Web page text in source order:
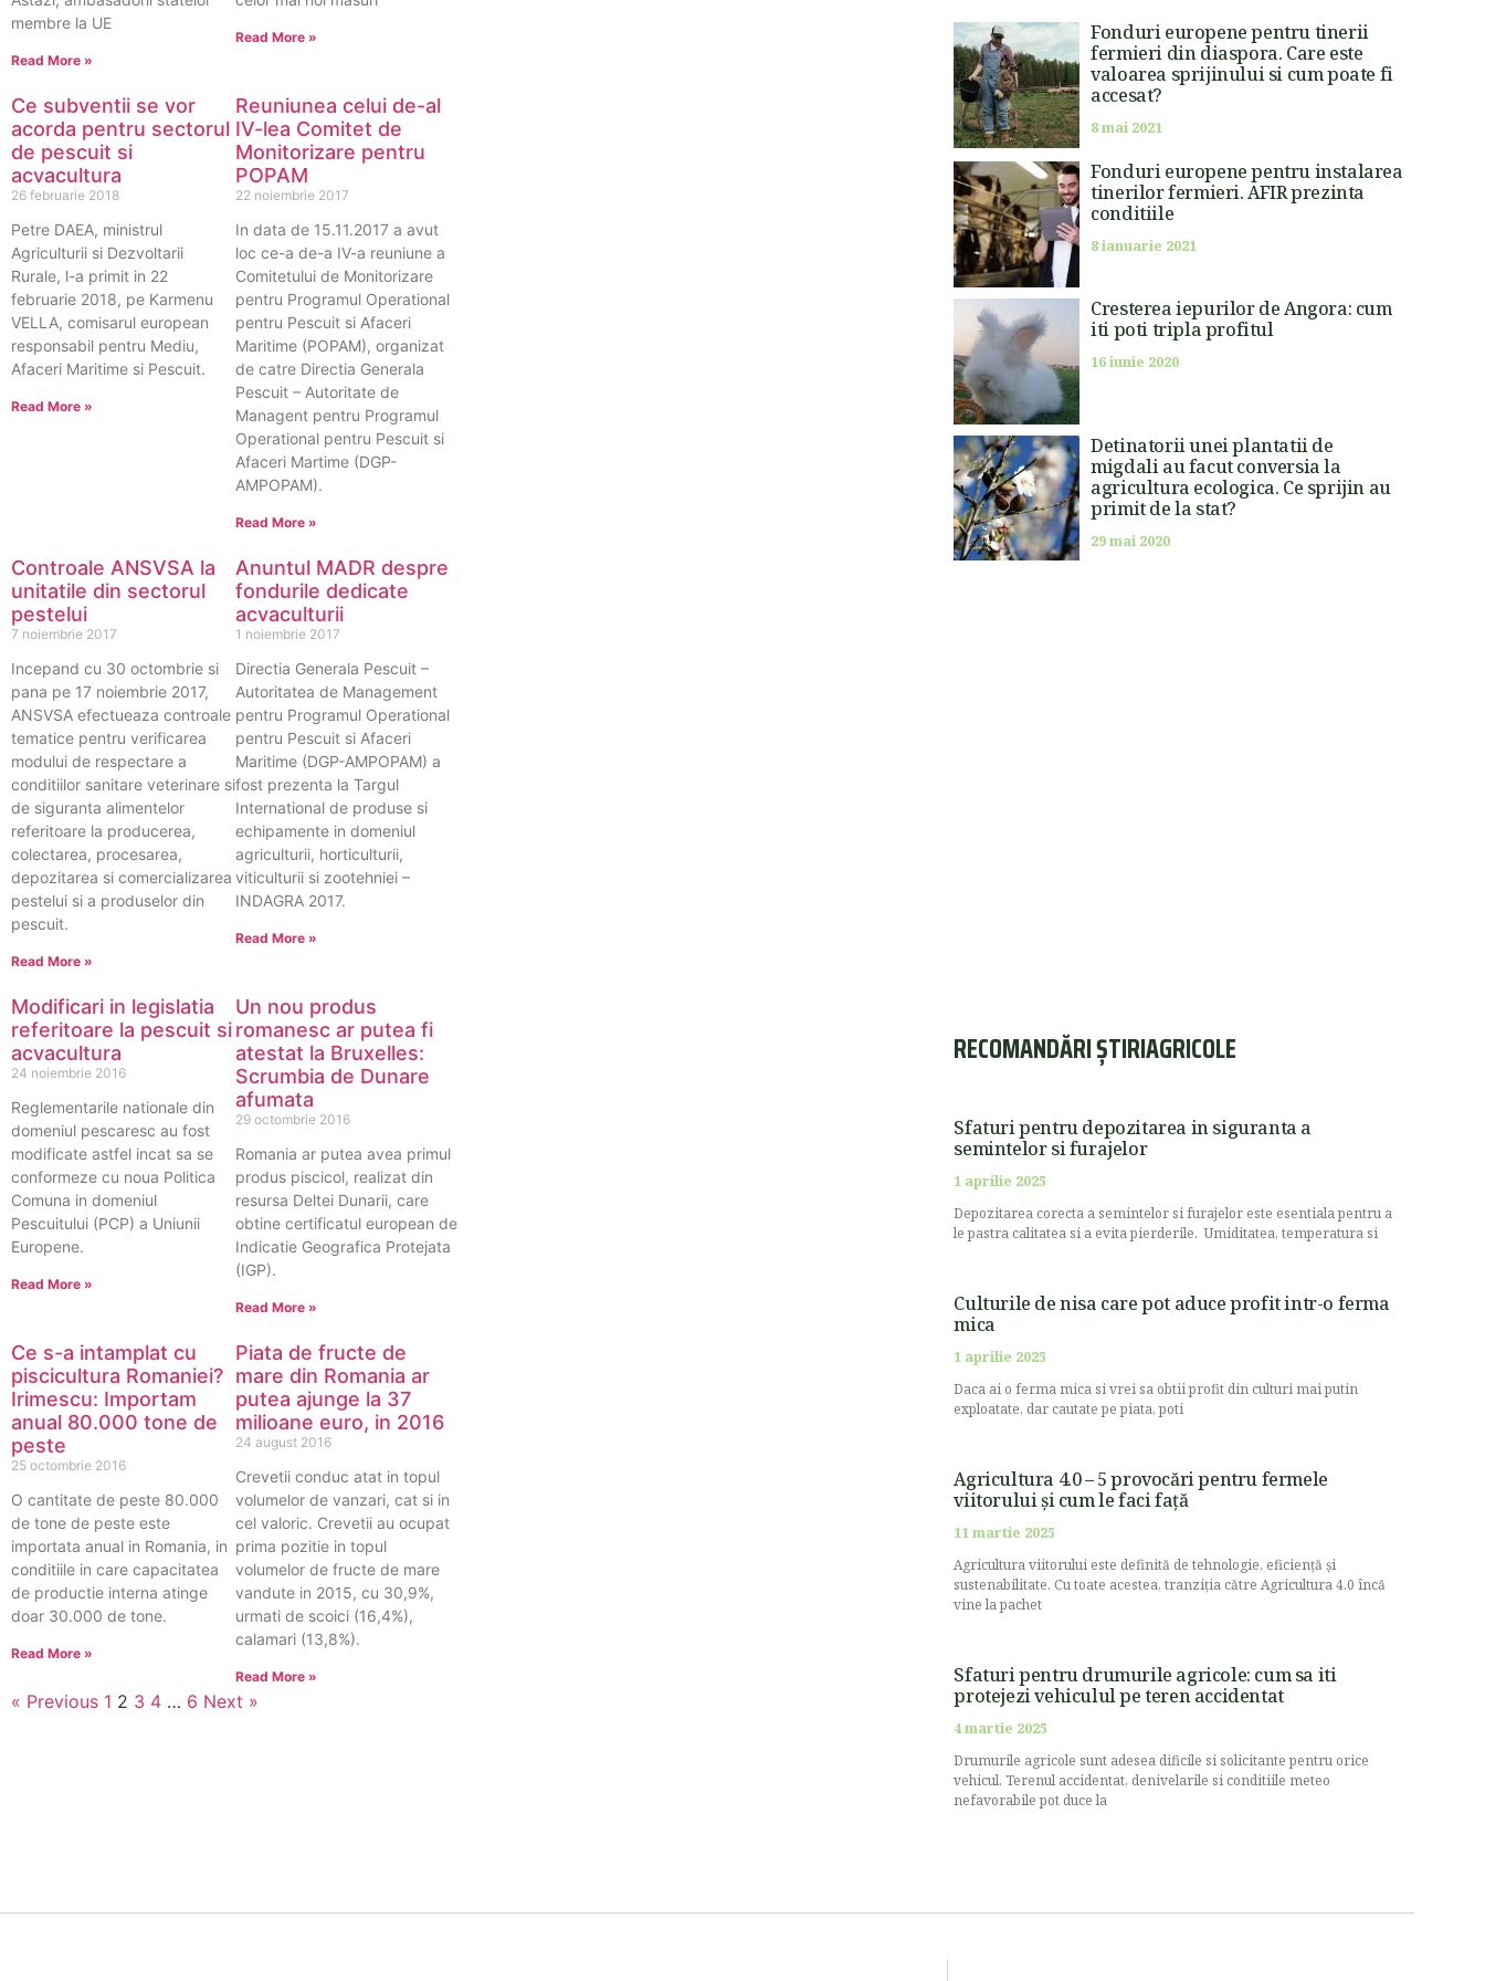
membre la UE
Read More »
Read More »
Ce subventii se vor
acorda pentru sectorul
de pescuit si
acvacultura
26 februarie 2018
Petre DAEA, ministrul
Agriculturii si Dezvoltarii
Rurale, l-a primit in 22
februarie 2018, pe Karmenu
VELLA, comisarul european
responsabil pentru Mediu,
Afaceri Maritime si Pescuit.
Read More »
Reuniunea celui de-al
IV-lea Comitet de
Monitorizare pentru
POPAM
22 noiembrie 2017
In data de 15.11.2017 a avut
loc ce-a de-a IV-a reuniune a
Comitetului de Monitorizare
pentru Programul Operational
pentru Pescuit si Afaceri
Maritime (POPAM), organizat
de catre Directia Generala
Pescuit – Autoritate de
Managent pentru Programul
Operational pentru Pescuit si
Afaceri Martime (DGP-
AMPOPAM).
Read More »
Controale ANSVSA la
unitatile din sectorul
pestelui
7 noiembrie 2017
Incepand cu 30 octombrie si
pana pe 17 noiembrie 2017,
ANSVSA efectueaza controale
tematice pentru verificarea
modului de respectare a
conditiilor sanitare veterinare si
de siguranta alimentelor
referitoare la producerea,
colectarea, procesarea,
depozitarea si comercializarea
pestelui si a produselor din
pescuit.
Read More »
Anuntul MADR despre
fondurile dedicate
acvaculturii
1 noiembrie 2017
Directia Generala Pescuit –
Autoritatea de Management
pentru Programul Operational
pentru Pescuit si Afaceri
Maritime (DGP-AMPOPAM) a
fost prezenta la Targul
International de produse si
echipamente in domeniul
agriculturii, horticulturii,
viticulturii si zootehniei –
INDAGRA 2017.
Read More »
Modificari in legislatia
referitoare la pescuit si
acvacultura
24 noiembrie 2016
Reglementarile nationale din
domeniul pescaresc au fost
modificate astfel incat sa se
conformeze cu noua Politica
Comuna in domeniul
Pescuitului (PCP) a Uniunii
Europene.
Read More »
Un nou produs
romanesc ar putea fi
atestat la Bruxelles:
Scrumbia de Dunare
afumata
29 octombrie 2016
Romania ar putea avea primul
produs piscicol, realizat din
resursa Deltei Dunarii, care
obtine certificatul european de
Indicatie Geografica Protejata
(IGP).
Read More »
Ce s-a intamplat cu
piscicultura Romaniei?
Irimescu: Importam
anual 80.000 tone de
peste
25 octombrie 2016
O cantitate de peste 80.000
de tone de peste este
importata anual in Romania, in
conditiile in care capacitatea
de productie interna atinge
doar 30.000 de tone.
Read More »
Piata de fructe de
mare din Romania ar
putea ajunge la 37
milioane euro, in 2016
24 august 2016
Crevetii conduc atat in topul
volumelor de vanzari, cat si in
cel valoric. Crevetii au ocupat
prima pozitie in topul
volumelor de fructe de mare
vandute in 2015, cu 30,9%,
urmati de scoici (16,4%),
calamari (13,8%).
Read More »
« Previous 1 2 3 4 … 6 Next »
Fonduri europene pentru tinerii
fermieri din diaspora. Care este
valoarea sprijinului si cum poate fi
accesat?
8 mai 2021
Fonduri europene pentru instalarea
tinerilor fermieri. AFIR prezinta
conditiile
8 ianuarie 2021
Cresterea iepurilor de Angora: cum
iti poti tripla profitul
16 iunie 2020
Detinatorii unei plantatii de
migdali au facut conversia la
agricultura ecologica. Ce sprijin au
primit de la stat?
29 mai 2020
RECOMANDĂRI ȘTIRIAGRICOLE
Sfaturi pentru depozitarea in siguranta a
semintelor si furajelor
1 aprilie 2025
Depozitarea corecta a semintelor si furajelor este esentiala pentru a
le pastra calitatea si a evita pierderile. Umiditatea, temperatura si
Culturile de nisa care pot aduce profit intr-o ferma
mica
1 aprilie 2025
Daca ai o ferma mica si vrei sa obtii profit din culturi mai putin
exploatate, dar cautate pe piata, poti
Agricultura 4.0 – 5 provocări pentru fermele
viitorului și cum le faci față
11 martie 2025
Agricultura viitorului este definită de tehnologie, eficiență și
sustenabilitate. Cu toate acestea, tranziția către Agricultura 4.0 încă
vine la pachet
Sfaturi pentru drumurile agricole: cum sa iti
protejezi vehiculul pe teren accidentat
4 martie 2025
Drumurile agricole sunt adesea dificile si solicitante pentru orice
vehicul. Terenul accidentat, denivelarile si conditiile meteo
nefavorabile pot duce la